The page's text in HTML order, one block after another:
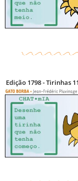
Edição 1798 - Tirinhas